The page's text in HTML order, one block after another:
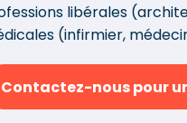
libérales
(infirmier,
Contactez-nous pour